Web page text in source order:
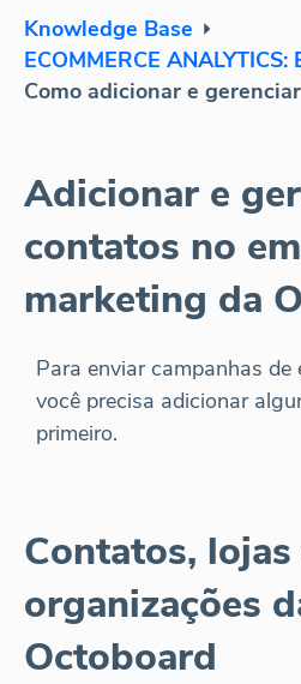
Knowledge Base
Como adicionar e
Adicionar e
contatos no
marketing da
Para enviar campanhas de
você precisa adicionar
primeiro.
Contatos, lojas
organizações
Octoboard